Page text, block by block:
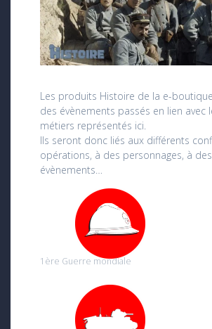
Les produits Histoire de la e-
des évènements passés en lien avec
métiers représentés ici.
Ils seront donc liés aux différents
opérations, à des personnages, à des
évènements…
1ère Guerre mondiale